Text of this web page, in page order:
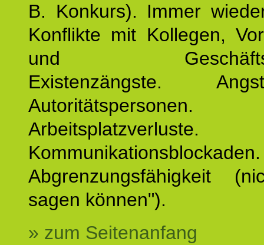
B. Konkurs). Immer
Konflikte mit Kollegen,
und
Existenzängste.
Autoritätspersonen.
Arbeitsplatzverluste.
Abgrenzungsfähigkeit
sagen können").
» zum Seitenanfang